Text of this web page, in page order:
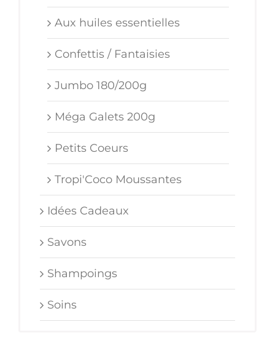
Aux huiles essentielles
Confettis / Fantaisies
Jumbo 180/200g
Méga Galets 200g
Petits Coeurs
Tropi'Coco Moussantes
Idées Cadeaux
Savons
Shampoings
Soins